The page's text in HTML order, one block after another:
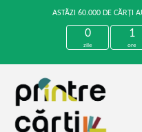
ASTĂZI 60.000 DE CĂRȚI
0
zile
1
ore